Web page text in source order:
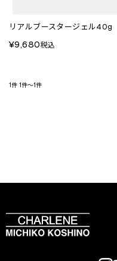
リアルブースタージェル40g
¥9,680税込
1件 1件～1件